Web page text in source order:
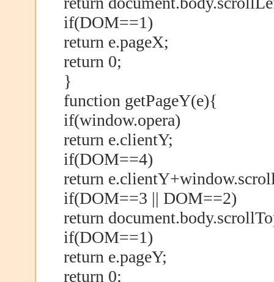
if(DOM==1)
return e.pageX;
return 0;
}
function getPageY(e){
if(window.opera)
return e.clientY;
if(DOM==4)
return
if(DOM==3 || DOM==2)
return
if(DOM==1)
return e.pageY;
return 0;